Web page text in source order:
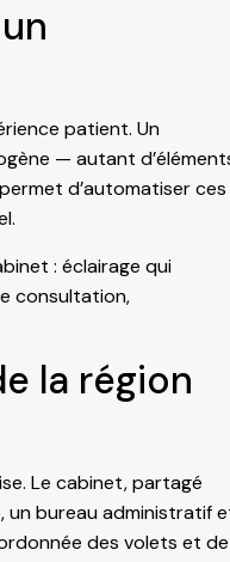
patient. Un
— autant
d’automatiser ces
: éclairage qui
consultation,
la région
Le cabinet, partagé
un bureau administratif
des volets et de